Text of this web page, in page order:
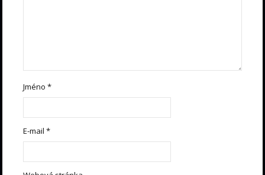
Jméno*
E-mail*